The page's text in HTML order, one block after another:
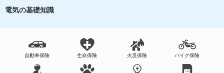
電気の基礎知識
自動車保険 生命保険 火災保険 バイク保険